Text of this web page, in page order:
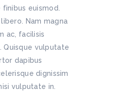
euismod.
Nam magna
ac, facilisis
Quisque vulputate
dapibus
dignissim
vulputate in.